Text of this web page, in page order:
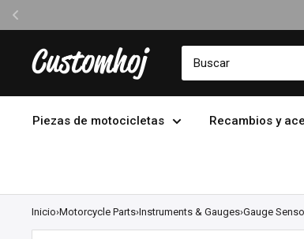
directamente
Customhoj
Piezas de motocicletas Recambios y
Inicio›Motorcycle Parts›Instruments & Gauges›Gauge